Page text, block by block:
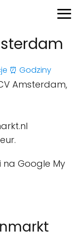
⏰ Godziny
Amsterdam,
na Google My